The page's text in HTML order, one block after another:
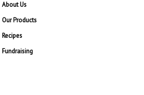
About Us
Our Products
Recipes
Fundraising